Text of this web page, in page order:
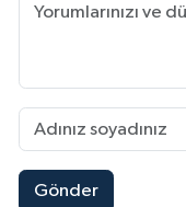
Gönder